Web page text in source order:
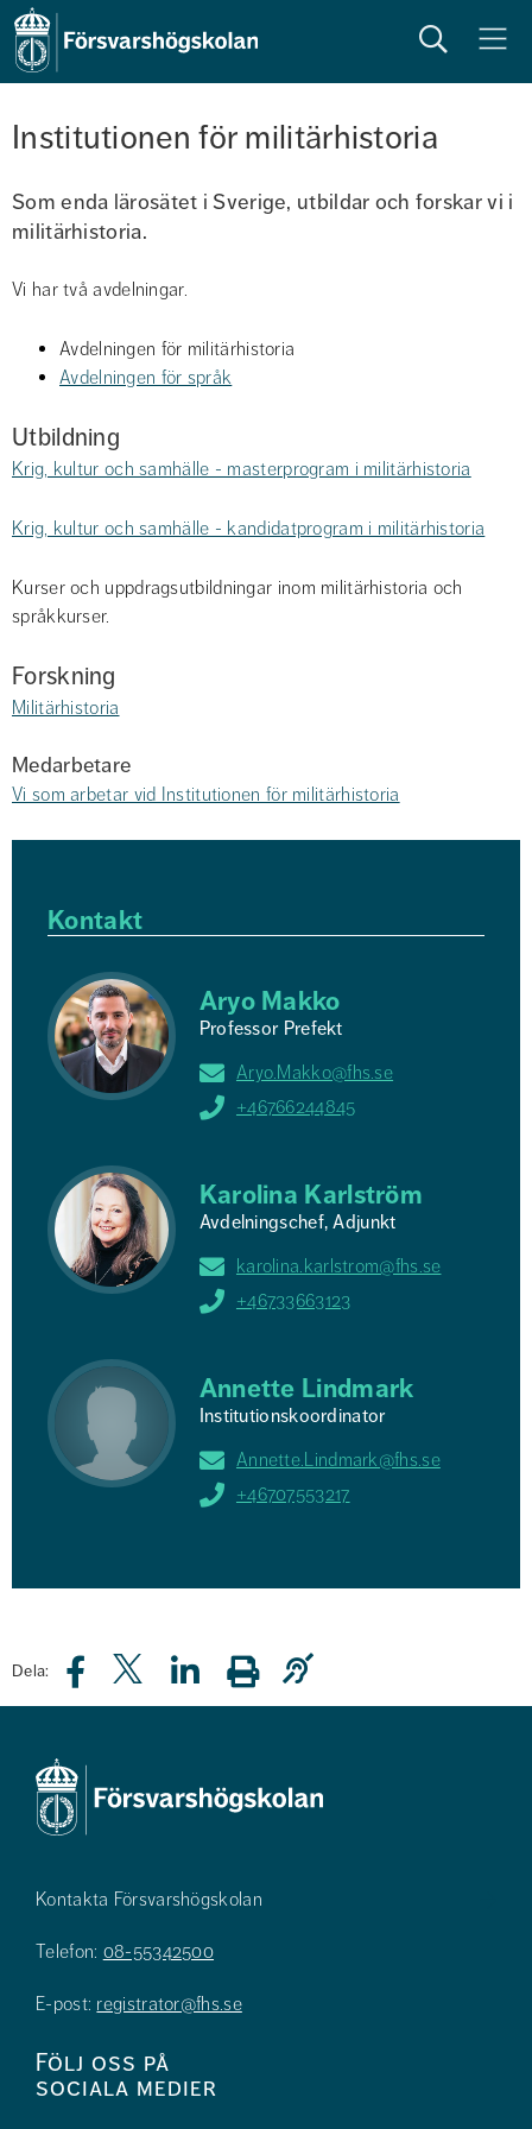
Sök Meny
Institutionen för militärhistoria
Som enda lärosätet i Sverige, utbildar och forskar vi i
militärhistoria.
Vi har två avdelningar.
Avdelningen för militärhistoria
Avdelningen för språk
Utbildning
Krig, kultur och samhälle - masterprogram i militärhistoria
Krig, kultur och samhälle - kandidatprogram i militärhistoria
Kurser och uppdragsutbildningar inom militärhistoria och
språkkurser.
Forskning
Militärhistoria
Medarbetare
Vi som arbetar vid Institutionen för militärhistoria
Kontakt
Aryo Makko
Professor Prefekt
Aryo.Makko@fhs.se
+46766244845
Karolina Karlström
Avdelningschef, Adjunkt
karolina.karlstrom@fhs.se
+46733663123
Annette Lindmark
Institutionskoordinator
Annette.Lindmark@fhs.se
+46707553217
Dela:
Kontakta Försvarshögskolan
Telefon: 08-55342500
E-post: registrator@fhs.se
Följ oss på
sociala medier